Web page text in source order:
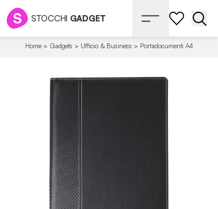
STOCCHI GADGET
Home> Gadgets > Ufficio & Business > Portadocumenti A4